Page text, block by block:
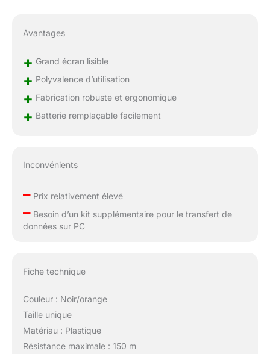
Avantages
+ Grand écran lisible
+ Polyvalence d’utilisation
+ Fabrication robuste et ergonomique
+ Batterie remplaçable facilement
Inconvénients
–Prix relativement élevé
–Besoin d’un kit supplémentaire pour le transfert de
données sur PC
Fiche technique
Couleur : Noir/orange
Taille unique
Matériau : Plastique
Résistance maximale : 150 m